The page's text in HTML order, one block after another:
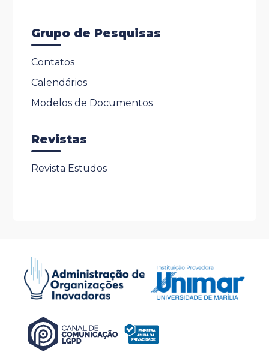
Grupo de Pesquisas
Contatos
Calendários
Modelos de Documentos
Revistas
Revista Estudos